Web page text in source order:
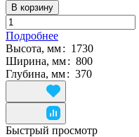
В корзину
Подробнее
Высота, мм: 1730
Ширина, мм: 800
Глубина, мм: 370
Быстрый просмотр